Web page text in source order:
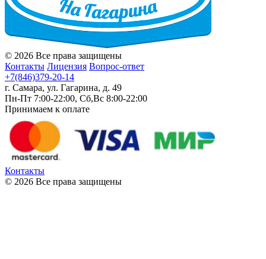
© 2026 Все права защищены
Контакты Лицензия Вопрос-ответ
+7(846)379-20-14
г. Самара, ул. Гагарина, д. 49
Пн-Пт 7:00-22:00, Сб,Вс 8:00-22:00
Принимаем к оплате
Контакты
© 2026 Все права защищены